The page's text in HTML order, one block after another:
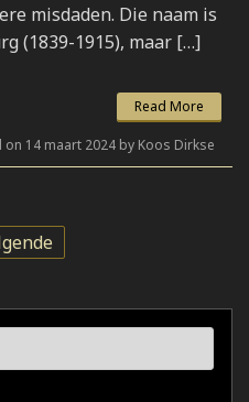
misdaden. Die naam is
(1839-1915), maar […]
Read More
on 14 maart 2024 by Koos Dirkse